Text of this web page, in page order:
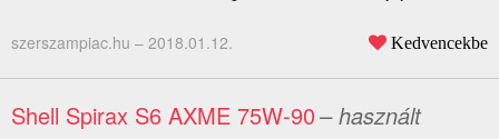
szerszampiac.hu – 2018.01.12. Kedvencekbe
Shell Spirax S6 AXME 75W-90– használt